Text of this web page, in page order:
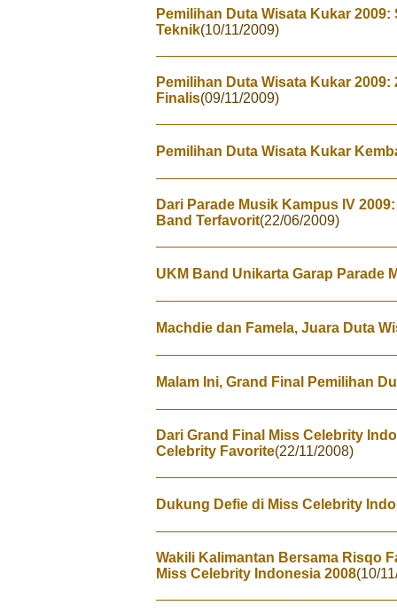
Pemilihan Duta Wisata Kukar
Teknik(10/11/2009)
Pemilihan Duta Wisata Kukar 2009:
Finalis(09/11/2009)
Pemilihan Duta Wisata Kukar
Dari Parade Musik Kampus IV
Band Terfavorit(22/06/2009)
UKM Band Unikarta Garap Parade
Machdie dan Famela, Juara Duta
Malam Ini, Grand Final Pemilihan
Dari Grand Final Miss Celebrity
Celebrity Favorite(22/11/2008)
Dukung Defie di Miss Celebrity
Wakili Kalimantan Bersama Risqo
Miss Celebrity Indonesia 2008(10/